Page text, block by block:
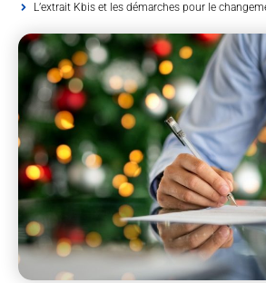
L’extrait Kbis et les démarches pour le